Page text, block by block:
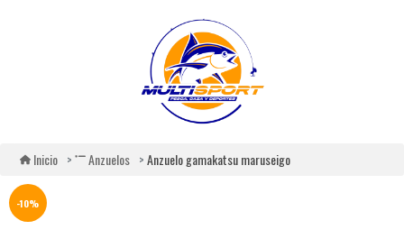
Inicio Anzuelos Anzuelo gamakatsu maruseigo
-10%